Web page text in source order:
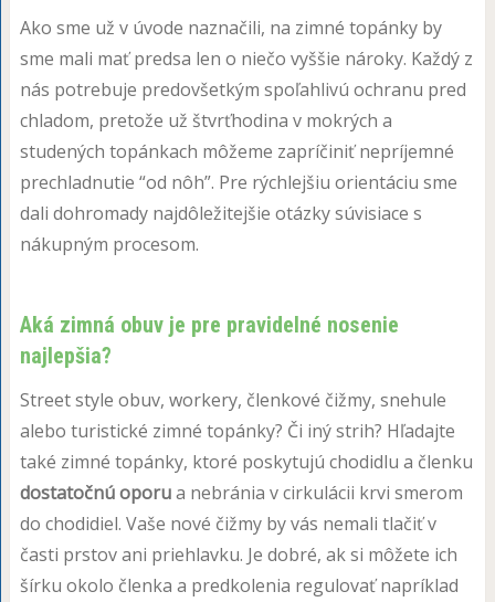
Ako sme už v úvode naznačili, na zimné topánky by
sme mali mať predsa len o niečo vyššie nároky. Každý z
nás potrebuje predovšetkým spoľahlivú ochranu pred
chladom, pretože už štvrťhodina v mokrých a
studených topánkach môžeme zapríčiniť nepríjemné
prechladnutie “od nôh”. Pre rýchlejšiu orientáciu sme
dali dohromady najdôležitejšie otázky súvisiace s
nákupným procesom.
Aká zimná obuv je pre pravidelné nosenie
najlepšia?
Street style obuv, workery, členkové čižmy, snehule
alebo turistické zimné topánky? Či iný strih? Hľadajte
také zimné topánky, ktoré poskytujú chodidlu a členku
dostatočnú oporua nebránia v cirkulácii krvi smerom
do chodidiel. Vaše nové čižmy by vás nemali tlačiť v
časti prstov ani priehlavku. Je dobré, ak si môžete ich
šírku okolo členka a predkolenia regulovať napríklad